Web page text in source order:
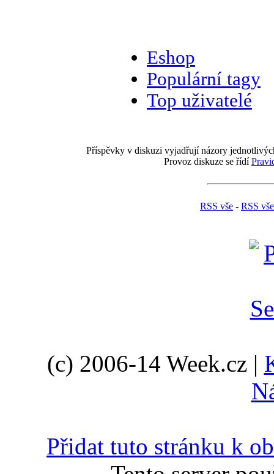
Eshop
Populární tagy
Top uživatelé
Příspěvky v diskuzi vyjadřují názory
Provoz diskuze se řídí
RSS vše - RSS
(c) 2006-14 Week.cz |
Přidat tuto stránku k